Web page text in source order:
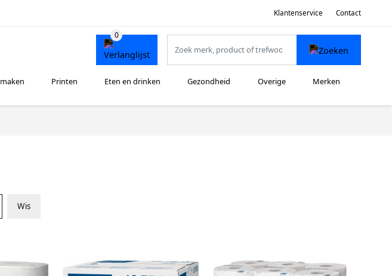
Klantenservice Contact
Printen Eten en drinken Gezondheid Overige Merken
Wis